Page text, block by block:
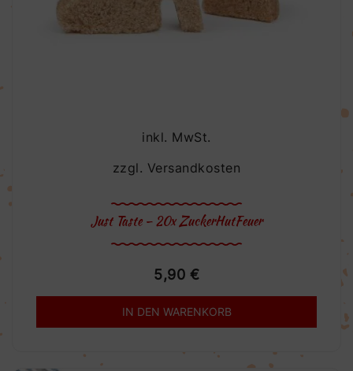
inkl. MwSt.
zzgl. Versandkosten
Just Taste – 20x ZuckerHutFeuer
5,90 €
IN DEN WARENKORB